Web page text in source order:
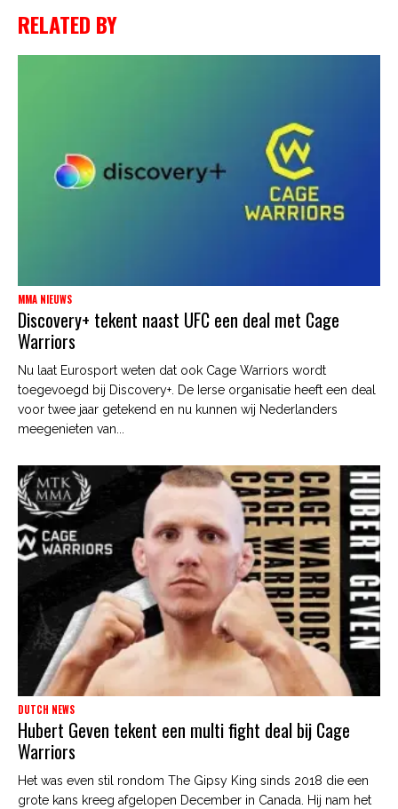
RELATED BY
MMA NIEUWS
Discovery+ tekent naast UFC een deal met Cage
Warriors
Nu laat Eurosport weten dat ook Cage Warriors wordt
toegevoegd bij Discovery+. De Ierse organisatie heeft een deal
voor twee jaar getekend en nu kunnen wij Nederlanders
meegenieten van...
DUTCH NEWS
Hubert Geven tekent een multi fight deal bij Cage
Warriors
Het was even stil rondom The Gipsy King sinds 2018 die een
grote kans kreeg afgelopen December in Canada. Hij nam het